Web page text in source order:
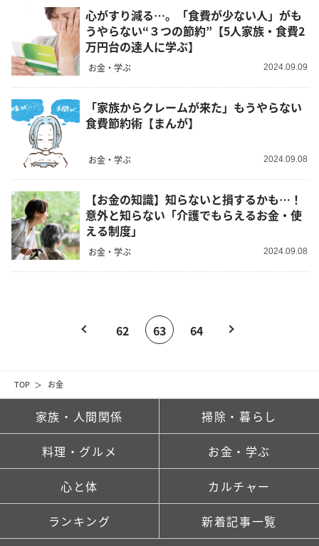
TOP お金
心がすり減る…。「食費が少ない人」がも
うやらない“３つの節約”【5人家族・食費2
万円台の達人に学ぶ】
お金・学ぶ 2024.09.09
「家族からクレームが来た」もうやらない
食費節約術【まんが】
お金・学ぶ 2024.09.08
【お金の知識】知らないと損するかも…！
意外と知らない「介護でもらえるお金・使
える制度」
お金・学ぶ 2024.09.08
62 63 64
家族・人間関係 掃除・暮らし
料理・グルメ お金・学ぶ
心と体 カルチャー
ランキング 新着記事一覧